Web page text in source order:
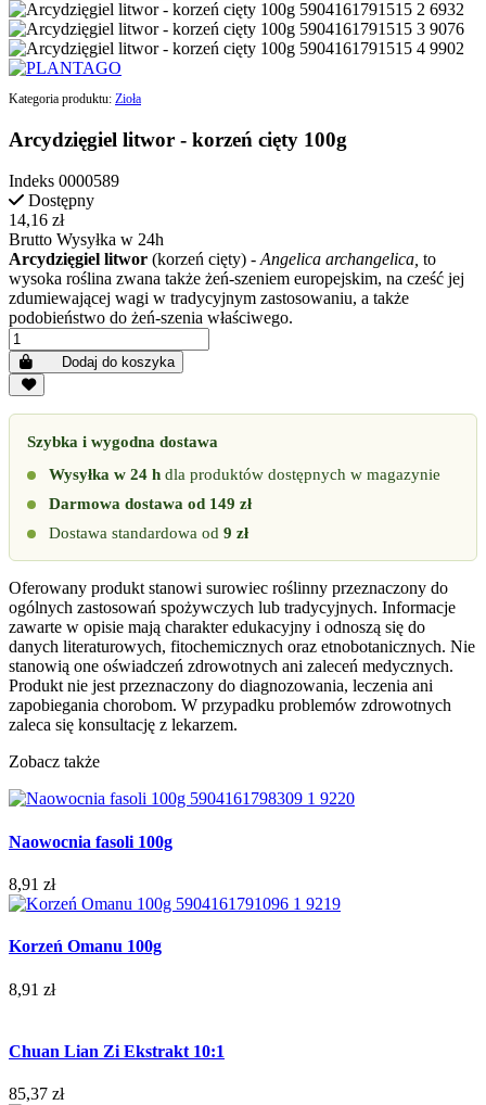
Kategoria produktu: Zioła
Arcydzięgiel litwor - korzeń cięty 100g
Indeks 0000589
Dostępny
14,16 zł
Brutto Wysyłka w 24h
Arcydzięgiel litwor (korzeń cięty) -Angelica archangelica, to
wysoka roślina zwana także żeń-szeniem europejskim, na cześć jej
zdumiewającej wagi w tradycyjnym zastosowaniu, a także
podobieństwo do żeń-szenia właściwego.
Dodaj do koszyka
Szybka i wygodna dostawa
Wysyłka w 24 h dla produktów dostępnych w magazynie
Darmowa dostawa od 149 zł
Dostawa standardowa od 9 zł
Oferowany produkt stanowi surowiec roślinny przeznaczony do
ogólnych zastosowań spożywczych lub tradycyjnych. Informacje
zawarte w opisie mają charakter edukacyjny i odnoszą się do
danych literaturowych, fitochemicznych oraz etnobotanicznych. Nie
stanowią one oświadczeń zdrowotnych ani zaleceń medycznych.
Produkt nie jest przeznaczony do diagnozowania, leczenia ani
zapobiegania chorobom. W przypadku problemów zdrowotnych
zaleca się konsultację z lekarzem.
Zobacz także
Naowocnia fasoli 100g
8,91 zł
Korzeń Omanu 100g
8,91 zł
Chuan Lian Zi Ekstrakt 10:1
85,37 zł